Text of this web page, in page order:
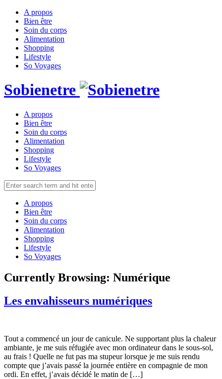
A propos
Bien être
Soin du corps
Alimentation
Shopping
Lifestyle
So Voyages
Sobienetre
A propos
Bien être
Soin du corps
Alimentation
Shopping
Lifestyle
So Voyages
A propos
Bien être
Soin du corps
Alimentation
Shopping
Lifestyle
So Voyages
Currently Browsing: Numérique
Les envahisseurs numériques
Tout a commencé un jour de canicule. Ne supportant plus la chaleur
ambiante, je me suis réfugiée avec mon ordinateur dans le sous-sol,
au frais ! Quelle ne fut pas ma stupeur lorsque je me suis rendu
compte que j’avais passé la journée entière en compagnie de mon
ordi. En effet, j’avais décidé le matin de […]